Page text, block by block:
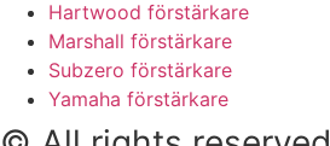
Hartwood förstärkare
Marshall förstärkare
Subzero förstärkare
Yamaha förstärkare